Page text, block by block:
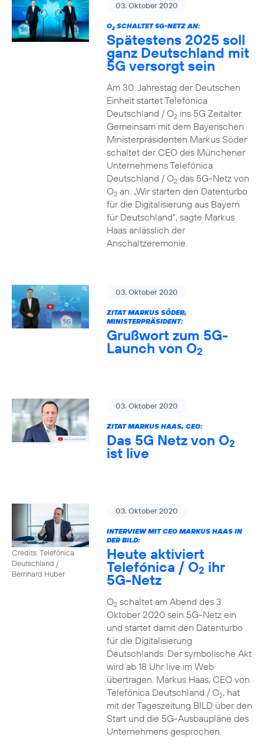
03. Oktober 2020
O2SCHALTET 5G-NETZ AN:
Spätestens 2025 soll
ganz Deutschland mit
5G versorgt sein
Am 30. Jahrestag der Deutschen
Einheit startet Telefónica
Deutschland / O2ins 5G Zeitalter.
Gemeinsam mit dem Bayerischen
Ministerpräsidenten Markus Söder
schaltet der CEO des Münchener
Unternehmens Telefónica
Deutschland / O2das 5G-Netz von
O2an. „Wir starten den Datenturbo
für die Digitalisierung aus Bayern
für Deutschland“, sagte Markus
Haas anlässlich der
Anschaltzeremonie.
03. Oktober 2020
ZITAT MARKUS SÖDER,
MINISTERPRÄSIDENT:
Grußwort zum 5G-
Launch von O2
03. Oktober 2020
ZITAT MARKUS HAAS, CEO:
Das 5G Netz von O2
ist live
Credits: Telefónica
Deutschland /
Bernhard Huber
03. Oktober 2020
INTERVIEW MIT CEO MARKUS HAAS IN
DER BILD:
Heute aktiviert
Telefónica / O2 ihr
5G-Netz
O2schaltet am Abend des 3.
Oktober 2020 sein 5G-Netz ein
und startet damit den Datenturbo
für die Digitalisierung
Deutschlands. Der symbolische Akt
wird ab 18 Uhr live im Web
übertragen. Markus Haas, CEO von
Telefónica Deutschland / O2, hat
mit der Tageszeitung BILD über den
Start und die 5G-Ausbaupläne des
Unternehmens gesprochen.